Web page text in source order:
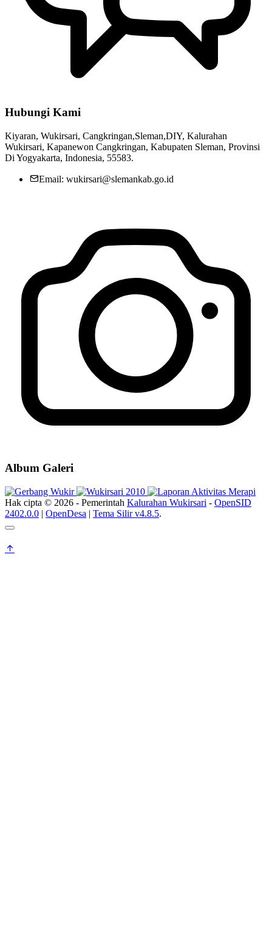
Hubungi Kami
Kiyaran, Wukirsari, Cangkringan,Sleman,DIY, Kalurahan
Wukirsari, Kapanewon Cangkringan, Kabupaten Sleman, Provinsi
Di Yogyakarta, Indonesia, 55583.
Email: wukirsari@slemankab.go.id
Album Galeri
Hak cipta © 2026 - Pemerintah Kalurahan Wukirsari - OpenSID
2402.0.0 | OpenDesa | Tema Silir v4.8.5.